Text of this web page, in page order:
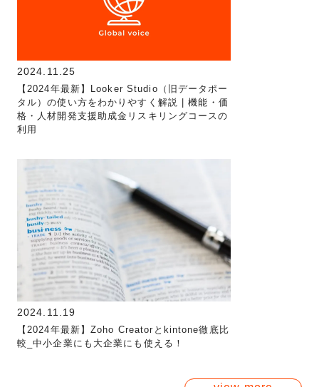
2024.11.25
【2024年最新】Looker Studio（旧データポー
タル）の使い方をわかりやすく解説 | 機能・価
格・人材開発支援助成金リスキリングコースの
利用
2024.11.19
【2024年最新】Zoho Creatorとkintone徹底比
較_中小企業にも大企業にも使える！